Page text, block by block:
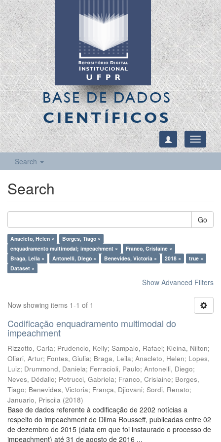
BASE DE DADOS
CIENTÍFICOS
Toggle
Search
Search
Go
Anacleto, Helen ×
Borges, Tiago ×
enquadramento multimodal; impeachment ×
Franco, Crislaine ×
Braga, Leila ×
Antonelli, Diego × Benevides, Victoria × 2018 ×
true ×
Dataset ×
Show Advanced Filters
Now showing items 1-1 of 1
Codificação enquadramento multimodal do
impeachment
Rizzotto, Carla; Prudencio, Kelly; Sampaio, Rafael; Kleina, Nilton;
Oliari, Artur; Fontes, Giulia; Braga, Leila; Anacleto, Helen; Lopes,
Luiz; Drummond, Daniela; Ferracioli, Paulo; Antonelli, Diego;
Neves, Dédallo; Petrucci, Gabriela; Franco, Crislaine; Borges,
Tiago; Benevides, Victoria; França, Djiovani; Sordi, Renato;
Januario, Priscila (2018)
Base de dados referente à codificação de 2202 notícias a
respeito do impeachment de Dilma Rousseff, publicadas entre 02
de dezembro de 2015 (data em que foi instaurado o processo de
impeachment) até 31 de agosto de 2016 ...